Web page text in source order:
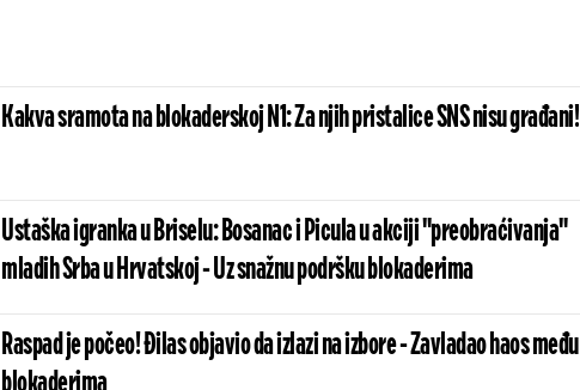
Kakva sramota na blokaderskoj N1: Za njih pristalice SNS nisu građani!
Ustaška igranka u Briselu: Bosanac i Picula u akciji "preobraćivanja"
mladih Srba u Hrvatskoj - Uz snažnu podršku blokaderima
Raspad je počeo! Đilas objavio da izlazi na izbore - Zavladao haos među
blokaderima